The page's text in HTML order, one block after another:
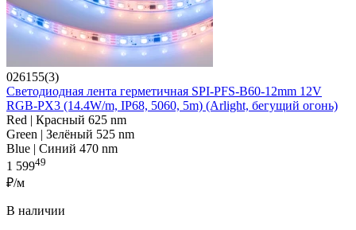
026155(3)
Светодиодная лента герметичная SPI-PFS-B60-12mm 12V
RGB-PX3 (14.4W/m, IP68, 5060, 5m) (Arlight, бегущий огонь)
Red | Красный 625 nm
Green | Зелёный 525 nm
Blue | Синий 470 nm
1 59949
₽/м
В наличии